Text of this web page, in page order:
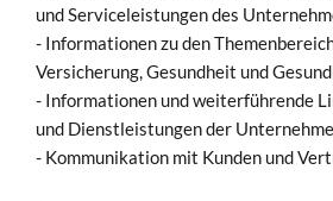
und Serviceleistungen des
- Informationen zu den
Versicherung, Gesundheit und
- Informationen und weiterführende
und Dienstleistungen der
- Kommunikation mit Kunden und